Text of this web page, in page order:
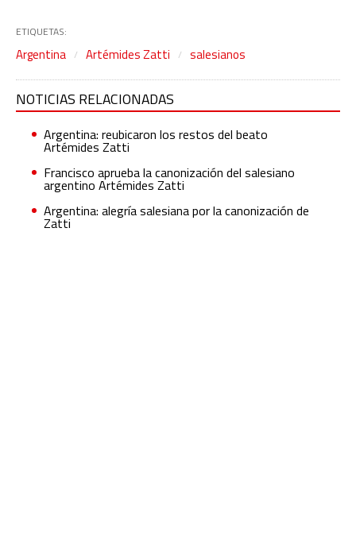
ETIQUETAS:
Argentina Artémides Zatti salesianos
NOTICIAS RELACIONADAS
Argentina: reubicaron los restos del beato
Artémides Zatti
Francisco aprueba la canonización del salesiano
argentino Artémides Zatti
Argentina: alegría salesiana por la canonización de
Zatti